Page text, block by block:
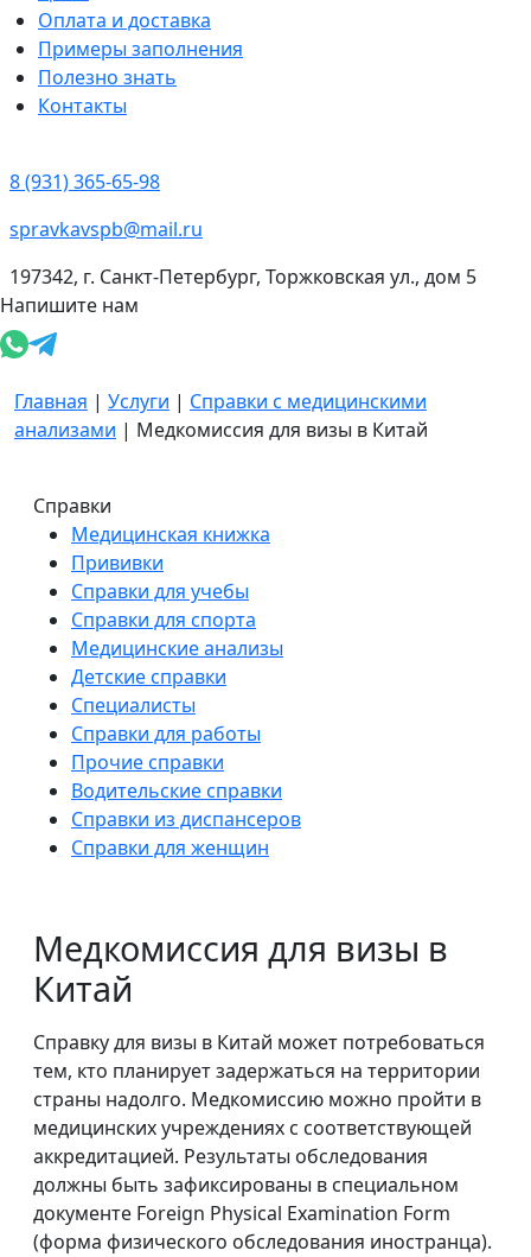
Оплата и доставка
Примеры заполнения
Полезно знать
Контакты
8 (931) 365-65-98
spravkavspb@mail.ru
197342, г. Санкт-Петербург, Торжковская ул., дом 5
Напишите нам
Главная | Услуги | Справки с медицинскими
анализами | Медкомиссия для визы в Китай
Справки
Медицинская книжка
Прививки
Справки для учебы
Справки для спорта
Медицинские анализы
Детские справки
Специалисты
Справки для работы
Прочие справки
Водительские справки
Справки из диспансеров
Справки для женщин
Медкомиссия для визы в
Китай
Справку для визы в Китай может потребоваться
тем, кто планирует задержаться на территории
страны надолго. Медкомиссию можно пройти в
медицинских учреждениях с соответствующей
аккредитацией. Результаты обследования
должны быть зафиксированы в специальном
документе Foreign Physical Examination Form
(форма физического обследования иностранца).